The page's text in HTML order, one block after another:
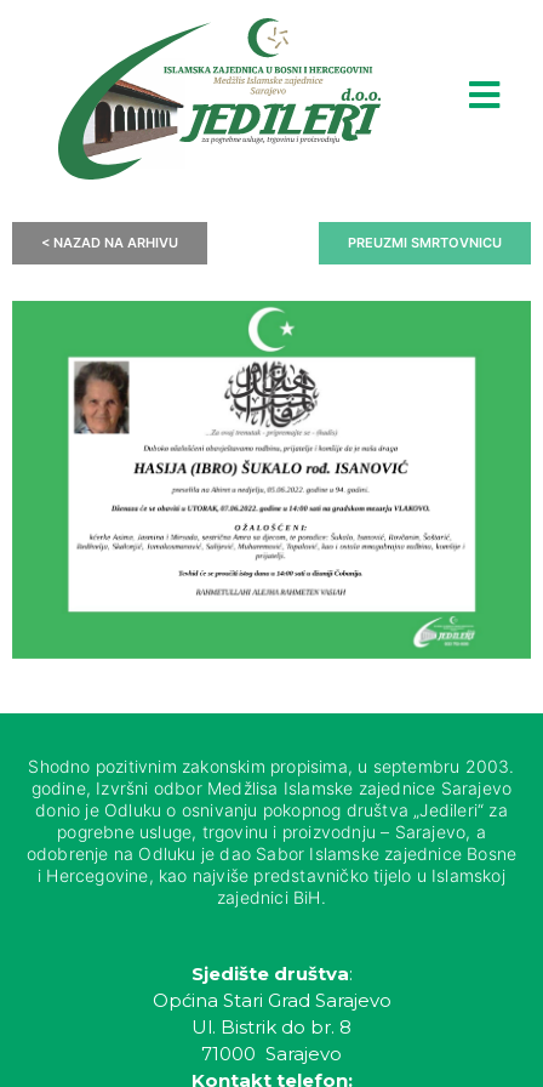
< NAZAD NA ARHIVU PREUZMI SMRTOVNICU
Shodno pozitivnim zakonskim propisima, u septembru 2003.
godine, Izvršni odbor Medžlisa Islamske zajednice Sarajevo
donio je Odluku o osnivanju pokopnog društva „Jedileri“ za
pogrebne usluge, trgovinu i proizvodnju – Sarajevo, a
odobrenje na Odluku je dao Sabor Islamske zajednice Bosne
i Hercegovine, kao najviše predstavničko tijelo u Islamskoj
zajednici BiH.
Sjedište društva:
Općina Stari Grad Sarajevo
Ul. Bistrik do br. 8
71000 Sarajevo
Kontakt telefon: